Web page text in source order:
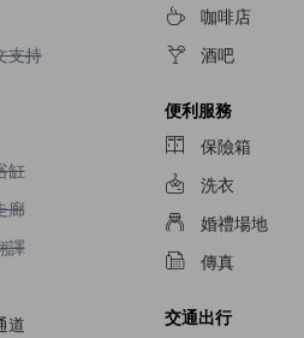
持不適用
支持
適用
缸
適用
廊
適用
譯
道
咖啡店
酒吧
便利服務
保險箱
洗衣
婚禮場地
傳真
交通出行